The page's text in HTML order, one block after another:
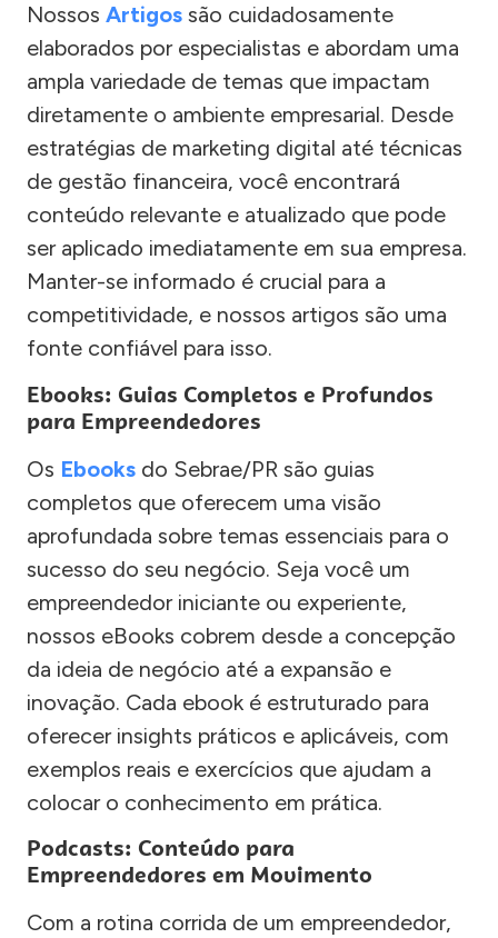
Nossos Artigos são cuidadosamente
elaborados por especialistas e abordam uma
ampla variedade de temas que impactam
diretamente o ambiente empresarial. Desde
estratégias de marketing digital até técnicas
de gestão financeira, você encontrará
conteúdo relevante e atualizado que pode
ser aplicado imediatamente em sua empresa.
Manter-se informado é crucial para a
competitividade, e nossos artigos são uma
fonte confiável para isso.
Ebooks: Guias Completos e Profundos
para Empreendedores
Os Ebooks do Sebrae/PR são guias
completos que oferecem uma visão
aprofundada sobre temas essenciais para o
sucesso do seu negócio. Seja você um
empreendedor iniciante ou experiente,
nossos eBooks cobrem desde a concepção
da ideia de negócio até a expansão e
inovação. Cada ebook é estruturado para
oferecer insights práticos e aplicáveis, com
exemplos reais e exercícios que ajudam a
colocar o conhecimento em prática.
Podcasts: Conteúdo para
Empreendedores em Movimento
Com a rotina corrida de um empreendedor,